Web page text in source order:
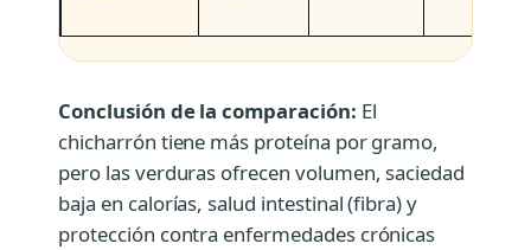
Conclusión de la comparación: El
chicharrón tiene más proteína por gramo,
pero las verduras ofrecen volumen, saciedad
baja en calorías, salud intestinal (fibra) y
protección contra enfermedades crónicas